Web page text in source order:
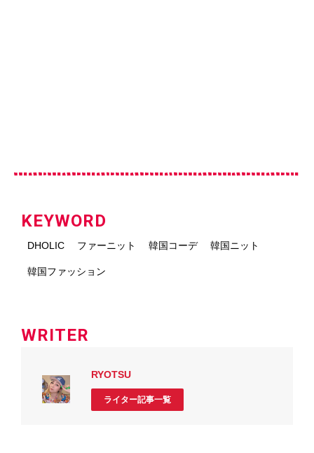
KEYWORD
DHOLIC ファーニット 韓国コーデ 韓国ニット
韓国ファッション
WRITER
RYOTSU
ライター記事一覧